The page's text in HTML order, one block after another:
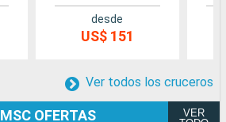
desde
US$ 151
Ver todos los cruceros
MSC OFERTAS
VER